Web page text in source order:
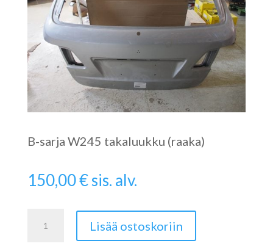
B-sarja W245 takaluukku (raaka)
150,00€sis. alv.
Lisää ostoskoriin